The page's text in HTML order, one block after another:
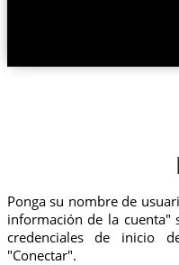
Ponga su nombre de
información de la cuenta"
credenciales de inicio
"Conectar".